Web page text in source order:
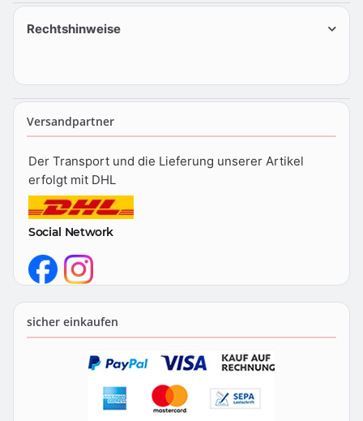
Rechtshinweise
Versandpartner
Der Transport und die Lieferung unserer Artikel
erfolgt mit DHL
Social Network
sicher einkaufen